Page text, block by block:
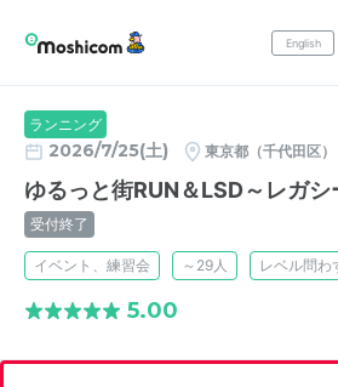
English
ランニング
2026/7/25(土) 東京都（千代田区）
ゆるっと街RUN＆LSD～レガシ
受付終了
イベント、練習会 ～29人 レベル問わ
5.00